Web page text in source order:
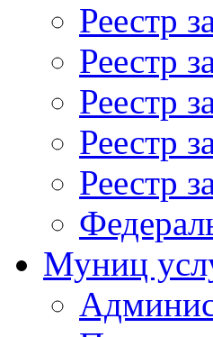
Реестр
Реестр
Реестр
Реестр
Реестр
Муниц